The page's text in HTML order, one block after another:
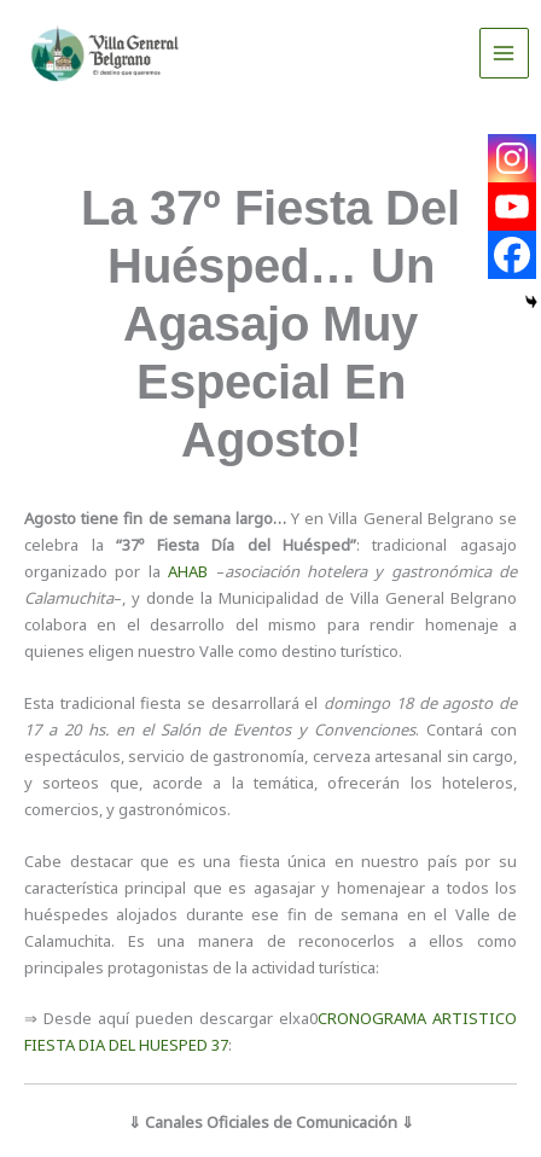
contenido
La 37º Fiesta Del
Huésped… Un
Agasajo Muy
Especial En
Agosto!
Agosto tiene fin de semana largo…Y en Villa General Belgrano se
celebra la“37º Fiesta Día del Huésped”: tradicional agasajo
organizado por laAHAB –asociación hotelera y gastronómica de
Calamuchita–, y donde la Municipalidad de Villa General Belgrano
colabora en el desarrollo del mismo para rendir homenaje a
quienes eligen nuestro Valle como destino turístico.
Esta tradicional fiesta se desarrollará el domingo 18 de agosto de
17 a 20 hs. en el Salón de Eventos y Convenciones. Contará con
espectáculos, servicio de gastronomía, cerveza artesanal sin cargo,
y sorteos que, acorde a la temática, ofrecerán los hoteleros,
comercios, y gastronómicos.
Cabe destacar que es una fiesta única en nuestro país por su
característica principal que es agasajar y homenajear a todos los
huéspedes alojados durante ese fin de semana en el Valle de
Calamuchita. Es una manera de reconocerlos a ellos como
principales protagonistas de la actividad turística:
⇒ Desde aquí pueden descargar elxa0CRONOGRAMA ARTISTICO
FIESTA DIA DEL HUESPED 37:
⇓ Canales Oficiales de Comunicación ⇓